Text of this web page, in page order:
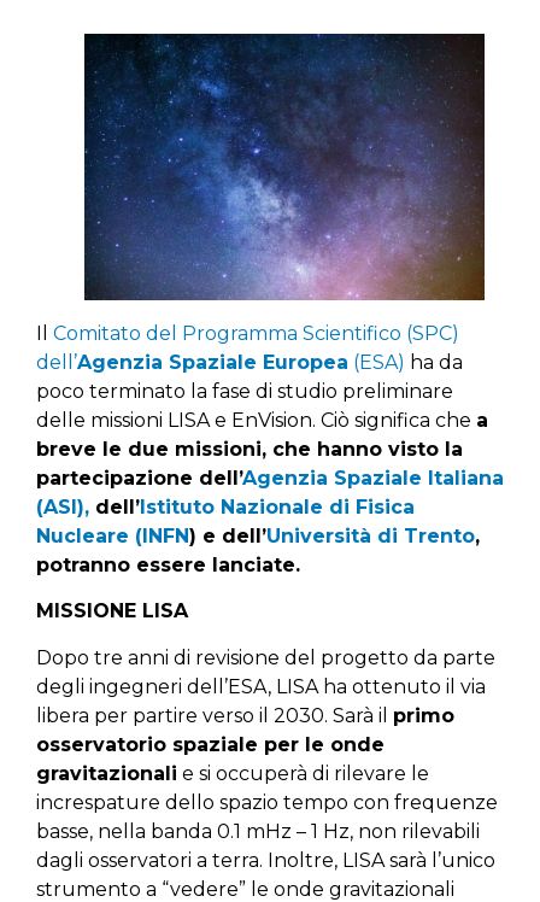
Il Comitato del Programma Scientifico (SPC)
dell’Agenzia Spaziale Europea (ESA) ha da
poco terminato la fase di studio preliminare
delle missioni LISA e EnVision. Ciò significa che a
breve le due missioni, che hanno visto la
partecipazione dell’Agenzia Spaziale Italiana
(ASI), dell’Istituto Nazionale di Fisica
Nucleare (INFN) e dell’Università di Trento,
potranno essere lanciate.
MISSIONE LISA
Dopo tre anni di revisione del progetto da parte
degli ingegneri dell’ESA, LISA ha ottenuto il via
libera per partire verso il 2030. Sarà il primo
osservatorio spaziale per le onde
gravitazionali e si occuperà di rilevare le
increspature dello spazio tempo con frequenze
basse, nella banda 0.1 mHz – 1 Hz, non rilevabili
dagli osservatori a terra. Inoltre, LISA sarà l’unico
strumento a “vedere” le onde gravitazionali